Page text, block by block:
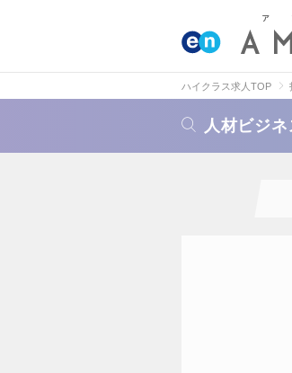
ハイクラス求人TOP
人材ビジ